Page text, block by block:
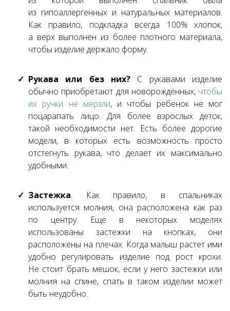
из гипоаллергенных и натуральных материалов.
Как правило, подкладка всегда 100% хлопок,
а верх выполнен из более плотного материала,
чтобы изделие держало форму.
Рукава или без них? С рукавами изделие
обычно приобретают для новорождённых, чтобы
их ручки не мерзли, и чтобы ребенок не мог
поцарапать лицо. Для более взрослых деток,
такой необходимости нет. Есть более дорогие
модели, в которых есть возможность просто
отстегнуть рукава, что делает их максимально
удобными.
Застежка. Как правило, в спальниках
используется молния, она расположена как раз
по центру. Еще в некоторых моделях
использованы застежки на кнопках, они
расположены на плечах. Когда малыш растет ими
удобно регулировать изделие под рост крохи.
Не стоит брать мешок, если у него застежки или
молния на спине, спать в таком изделии может
быть неудобно.